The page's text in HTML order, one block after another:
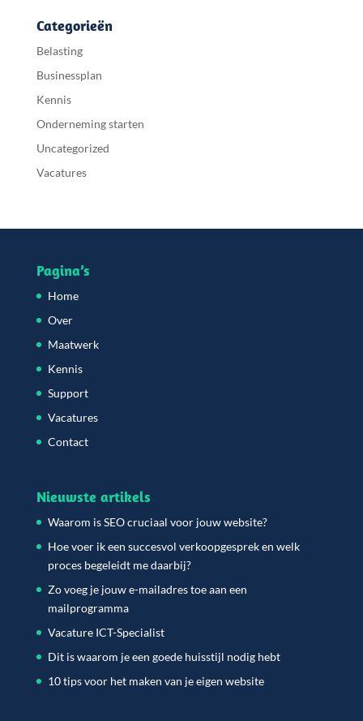
Categorieën
Belasting
Businessplan
Kennis
Onderneming starten
Uncategorized
Vacatures
Pagina’s
Home
Over
Maatwerk
Kennis
Support
Vacatures
Contact
Nieuwste artikels
Waarom is SEO cruciaal voor jouw website?
Hoe voer ik een succesvol verkoopgesprek en welk
proces begeleidt me daarbij?
Zo voeg je jouw e-mailadres toe aan een
mailprogramma
Vacature ICT-Specialist
Dit is waarom je een goede huisstijl nodig hebt
10 tips voor het maken van je eigen website